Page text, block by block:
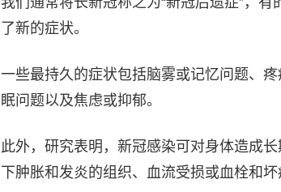
了新的症状。
一些最持久的症状包括脑雾或记忆问题、
眠问题以及焦虑或抑郁。
此外，研究表明，新冠感染可对身体造成
下肿胀和发炎的组织、血流受损或血栓和坏